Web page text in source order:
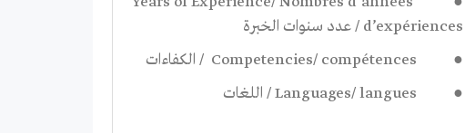
d’expériences / عدد سنوات الخبرة
● Competencies/ compétences / الكفاءات
● Languages/ langues / اللغات